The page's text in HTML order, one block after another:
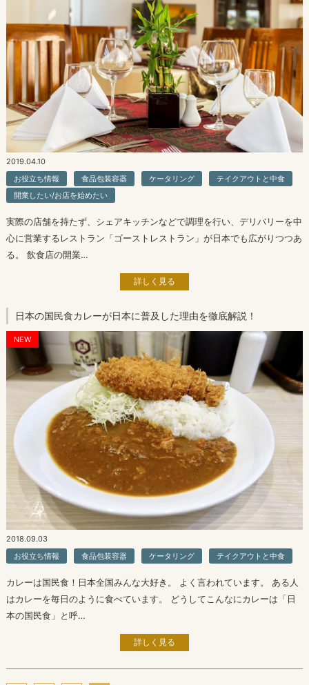
2019.04.10
お役立ち情報
食品包装容器 ケータリング
テイクアウトと中食
開業したい/お店を始めたい
実際の店舗を持たず、シェアキッチンなどで調理を行い、デリバリーを中
心に営業するレストラン「ゴーストレストラン」が日本でも広がりつつあ
る。 飲食店の開業…
詳しく見る
日本の国民食カレーが日本に普及した理由を徹底解説！
NEW
2018.09.03
お役立ち情報
食品包装容器 ケータリング テイクアウトと中食
カレーは国民食！日本全国みんな大好き。 よく言われています。 ある人
はカレーを毎日のように食べています。 どうしてこんなにカレーは「日
本の国民食」と呼…
詳しく見る